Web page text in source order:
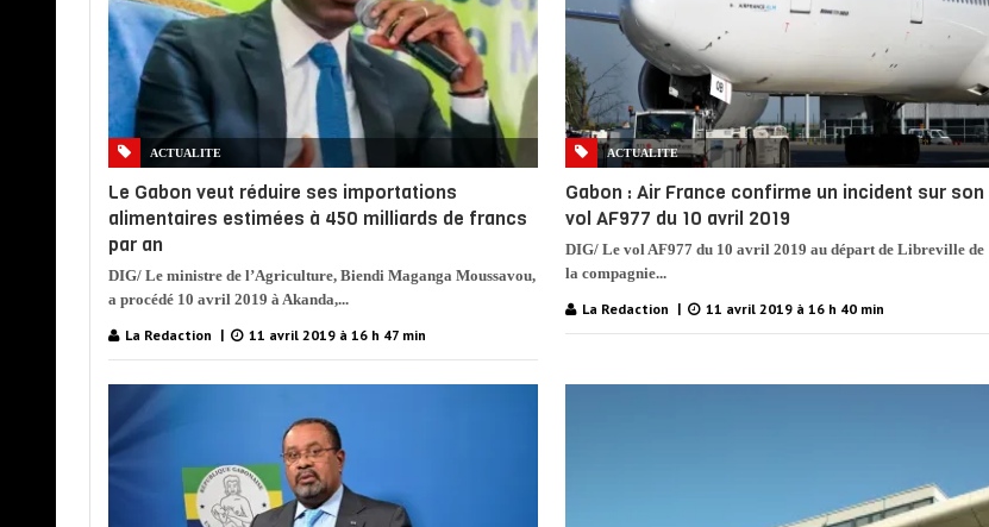
ACTUALITE
Le Gabon veut réduire ses importations
alimentaires estimées à 450 milliards de francs
par an
DIG/ Le ministre de l’Agriculture, Biendi Maganga Moussavou,
a procédé 10 avril 2019 à Akanda,...
La Redaction
11 avril 2019 à 16 h 47 min
ACTUALITE
Gabon : Air France confirme un incident sur son
vol AF977 du 10 avril 2019
DIG/ Le vol AF977 du 10 avril 2019 au départ de Libreville de
la compagnie...
La Redaction
11 avril 2019 à 16 h 40 min